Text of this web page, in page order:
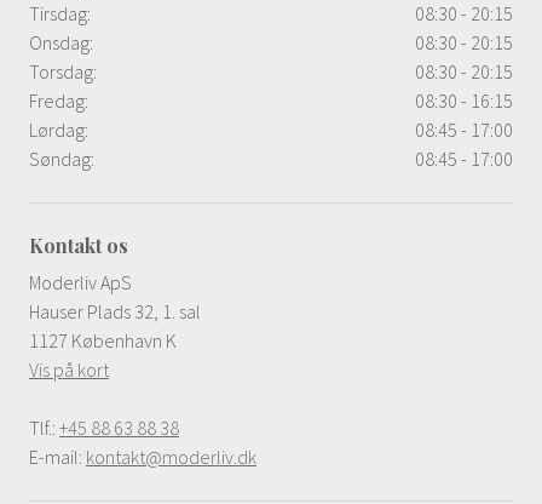
Tirsdag:
08:30 - 20:15
Onsdag:
08:30 - 20:15
Torsdag:
08:30 - 20:15
Fredag:
08:30 - 16:15
Lørdag:
08:45 - 17:00
Søndag:
08:45 - 17:00
Kontakt os
Moderliv ApS
Hauser Plads 32, 1. sal
1127 København K
Vis på kort
Tlf.: +45 88 63 88 38
E-mail: kontakt@moderliv.dk